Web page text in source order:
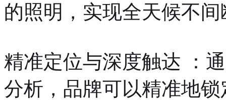
的照明，实现全天候不
精准定位与深度触达 ：
分析，品牌可以精准地